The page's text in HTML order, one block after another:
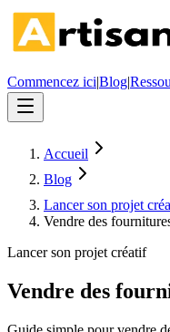
Commencez ici|Blog|
Accueil
Blog
Lancer son projet
Vendre des
Lancer son projet créatif
Vendre des